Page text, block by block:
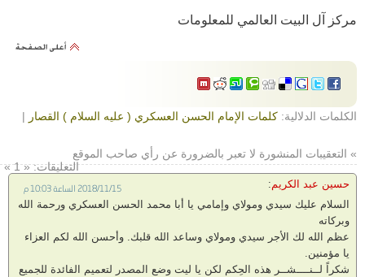
مركز آل البيت العالمي للمعلومات
الكلمات الدلالية: كلمات الإمام الحسن العسكري ( عليه السلام ) القصار |
» التعقيبات المنشورة لا تعبر بالضرورة عن رأي صاحب الموقع
التعليقات: « 1 »
حسين عبد الكريم: 2018/11/15 الساعة 10:03 م
السلام عليك سيدي ومولاي وإمامي يا أبا محمد الحسن العسكري ورحمة الله
وبركاته
عظم الله لك الأجر سيدي ومولاي وساعد الله قلبك. وأحسن الله لكم العزاء
يا مؤمنين.
شكراً لــنــــشــر هذه الحِكم لكن يا ليت وضع المصدر لتعميم الفائدة للجميع